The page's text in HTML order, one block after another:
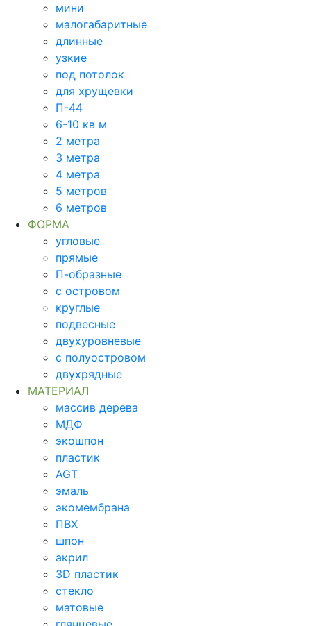
мини
малогабаритные
длинные
узкие
под потолок
для хрущевки
П-44
6-10 кв м
2 метра
3 метра
4 метра
5 метров
6 метров
ФОРМА
угловые
прямые
П-образные
с островом
круглые
подвесные
двухуровневые
с полуостровом
двухрядные
МАТЕРИАЛ
массив дерева
МДФ
экошпон
пластик
AGT
эмаль
экомембрана
ПВХ
шпон
акрил
3D пластик
стекло
матовые